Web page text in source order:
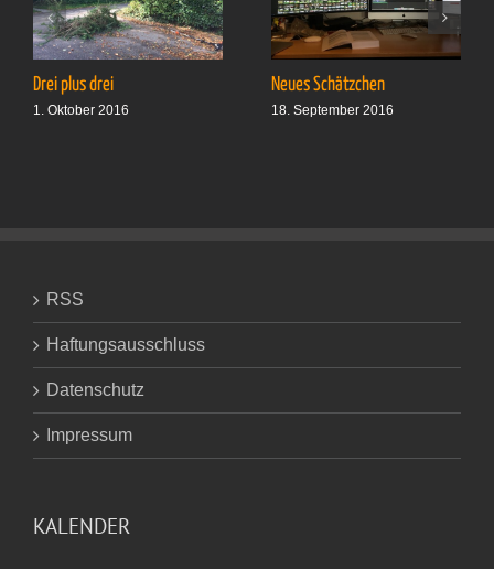
Drei plus drei
1. Oktober 2016
Neues Schätzchen
18. September 2016
RSS
Haftungsausschluss
Datenschutz
Impressum
KALENDER